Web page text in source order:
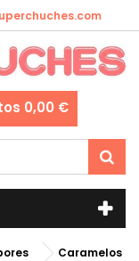
0,00 €
Caramelos